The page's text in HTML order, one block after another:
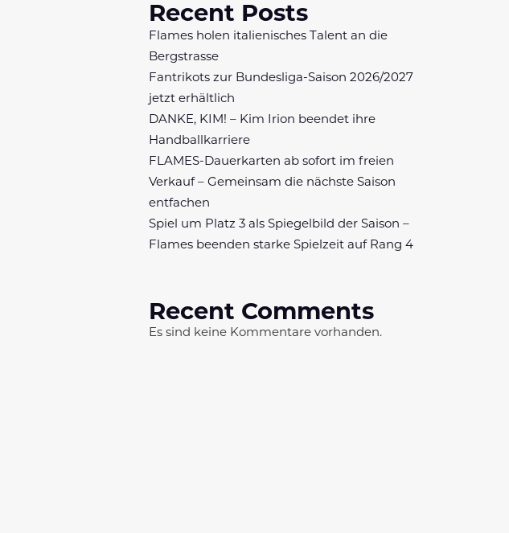
Recent Posts
Flames holen italienisches Talent an die
Bergstrasse
Fantrikots zur Bundesliga-Saison 2026/2027
jetzt erhältlich
DANKE, KIM! – Kim Irion beendet ihre
Handballkarriere
FLAMES-Dauerkarten ab sofort im freien
Verkauf – Gemeinsam die nächste Saison
entfachen
Spiel um Platz 3 als Spiegelbild der Saison –
Flames beenden starke Spielzeit auf Rang 4
Recent Comments
Es sind keine Kommentare vorhanden.